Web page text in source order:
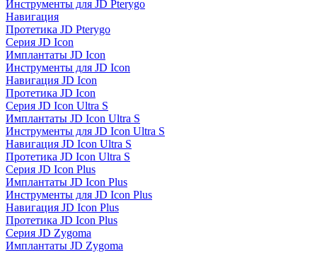
Инструменты для JD Pterygo
Навигация
Протетика JD Pterygo
Серия JD Icon
Имплантаты JD Icon
Инструменты для JD Icon
Навигация JD Icon
Протетика JD Icon
Серия JD Icon Ultra S
Имплантаты JD Icon Ultra S
Инструменты для JD Icon Ultra S
Навигация JD Icon Ultra S
Протетика JD Icon Ultra S
Серия JD Icon Plus
Имплантаты JD Icon Plus
Инструменты для JD Icon Plus
Навигация JD Icon Plus
Протетика JD Icon Plus
Серия JD Zygoma
Имплантаты JD Zygoma